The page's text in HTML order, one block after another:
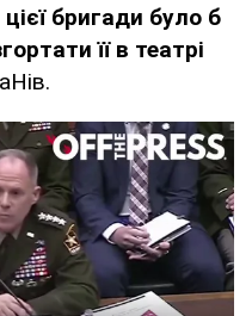
бригади було б
її в театрі